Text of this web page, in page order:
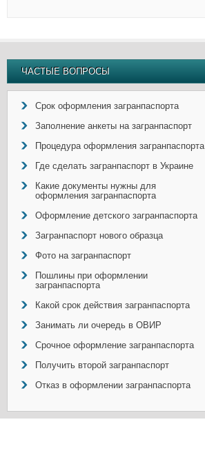
ЧАСТЫЕ ВОПРОСЫ
Срок оформления загранпаспорта
Заполнение анкеты на загранпаспорт
Процедура оформления загранпаспорта
Где сделать загранпаспорт в Украине
Какие документы нужны для
оформления загранпаспорта
Оформление детского загранпаспорта
Загранпаспорт нового образца
Фото на загранпаспорт
Пошлины при оформлении
загранпаспорта
Какой срок действия загранпаспорта
Занимать ли очередь в ОВИР
Срочное оформление загранпаспорта
Получить второй загранпаспорт
Отказ в оформлении загранпаспорта